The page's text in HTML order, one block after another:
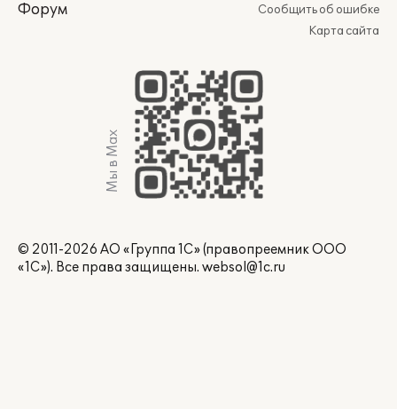
Форум
Сообщить об ошибке
Карта сайта
Мы в Max
© 2011-2026 АО «Группа 1С» (правопреемник ООО
«1С»). Все права защищены. websol@1c.ru